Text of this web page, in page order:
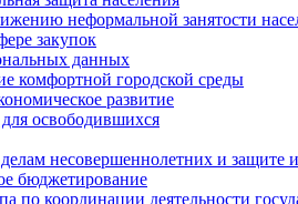
неформальной занятости
закупок
данных
комфортной городской среды
развитие
освободившихся
несовершеннолетних и защите
бюджетирование
по координации деятельности